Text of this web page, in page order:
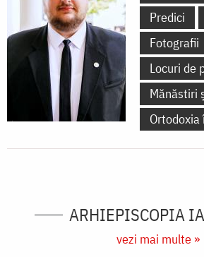
Predici
Fotografii
Locuri de
Mănăstiri
Ortodoxia
ARHIEPISCOPIA
vezi mai multe »